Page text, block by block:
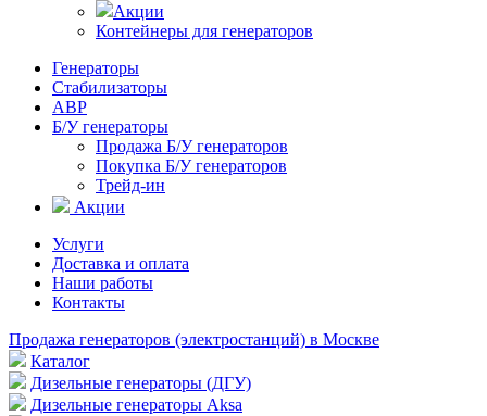
Акции
Контейнеры для генераторов
Генераторы
Стабилизаторы
АВР
Б/У генераторы
Продажа Б/У генераторов
Покупка Б/У генераторов
Трейд-ин
Акции
Услуги
Доставка и оплата
Наши работы
Контакты
Продажа генераторов (электростанций) в Москве
Каталог
Дизельные генераторы (ДГУ)
Дизельные генераторы Aksa